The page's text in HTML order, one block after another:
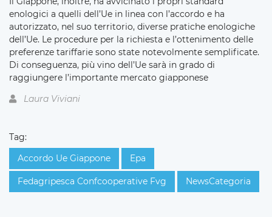
enologici a quelli dell’Ue in linea con l’accordo e ha
autorizzato, nel suo territorio, diverse pratiche enologiche
dell’Ue. Le procedure per la richiesta e l’ottenimento delle
preferenze tariffarie sono state notevolmente semplificate.
Di conseguenza, più vino dell’Ue sarà in grado di
raggiungere l’importante mercato giapponese
Laura Viviani
Tag:
Accordo Ue Giappone
Epa
Fedagripesca Confcooperative Fvg NewsCategoria